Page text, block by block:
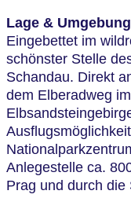
Lage & Umgebung
Eingebettet im
schönster Stelle
Schandau. Direkt
dem Elberadweg
Anlegestelle ca.
Prag und durch die